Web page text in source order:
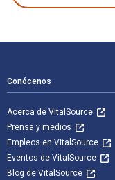
Conócenos
Acerca de VitalSource
Prensa y medios
Empleos en VitalSource
Eventos de VitalSource
Blog de VitalSource